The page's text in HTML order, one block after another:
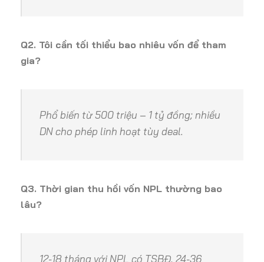
Q2. Tôi cần tối thiểu bao nhiêu vốn để tham
gia?
Phổ biến từ 500 triệu – 1 tỷ đồng; nhiều
DN cho phép linh hoạt tùy deal.
Q3. Thời gian thu hồi vốn NPL thường bao
lâu?
12-18 tháng với NPL có TSBĐ, 24-36